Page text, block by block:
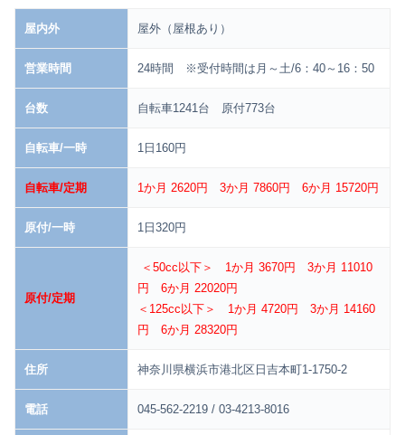
屋内外 屋外（屋根あり）
営業時間 24時間 ※受付時間は月～土/6：40～16：50
台数 自転車1241台 原付773台
自転車/一時 1日160円
自転車/定期 1か月 2620円 3か月 7860円 6か月 15720円
原付/一時 1日320円
原付/定期
＜50cc以下＞ 1か月 3670円 3か月 11010
円 6か月 22020円
＜125cc以下＞ 1か月 4720円 3か月 14160
円 6か月 28320円
住所 神奈川県横浜市港北区日吉本町1-1750-2
電話 045-562-2219 / 03-4213-8016